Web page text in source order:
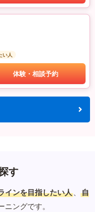
い人
体験・相談予約
す
インを目指したい人 、
自
ニングです。